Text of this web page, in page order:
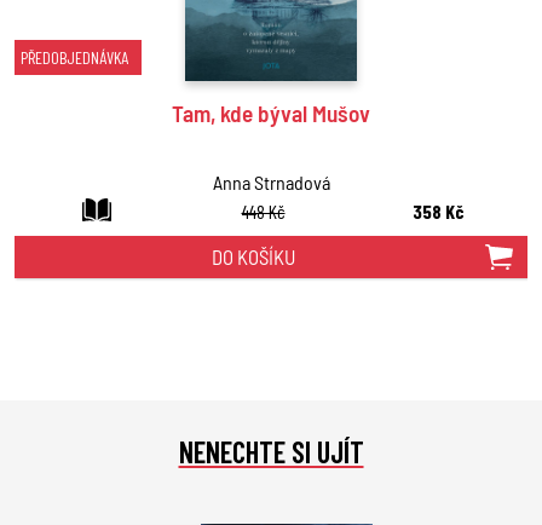
PŘEDOBJEDNÁVKA
Tam, kde býval Mušov
Anna Strnadová
448 Kč
358 Kč
DO KOŠÍKU
NENECHTE SI UJÍT